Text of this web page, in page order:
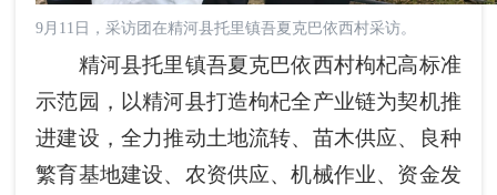
9月11日，采访团在精河县托里镇吾夏克巴依西村采访。
精河县托里镇吾夏克巴依西村枸杞高标准
示范园，以精河县打造枸杞全产业链为契机推
进建设，全力推动土地流转、苗木供应、良种
繁育基地建设、农资供应、机械作业、资金发